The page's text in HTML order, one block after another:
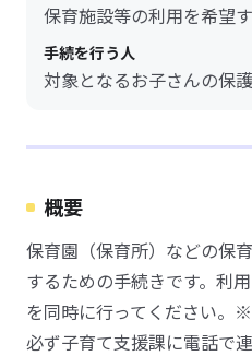
保育施設等の利用を希望
手続を行う人
対象となるお子さんの保
概要
保育園（保育所）などの保
するための手続きです。利
を同時に行ってください。
必ず子育て支援課に電話で